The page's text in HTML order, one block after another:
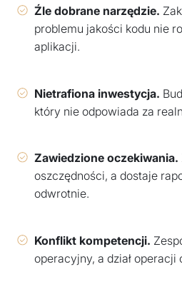
Źle dobrane narzędzie.
problemu jakości kodu nie
aplikacji.
Nietrafiona inwestycja.
który nie odpowiada za
Zawiedzione oczekiwania.
oszczędności, a dostaje
odwrotnie.
Konflikt kompetencji.
operacyjny, a dział operacji